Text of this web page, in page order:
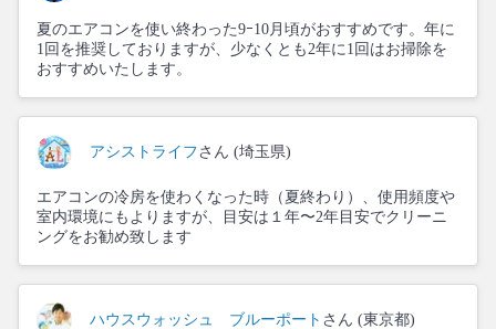
夏のエアコンを使い終わった9ｰ10月頃がおすすめです。年に
1回を推奨しておりますが、少なくとも2年に1回はお掃除を
おすすめいたします。
アシストライフ さん (埼玉県)
エアコンの冷房を使わくなった時（夏終わり）、使用頻度や
室内環境にもよりますが、目安は１年〜2年目安でクリーニ
ングをお勧め致します
ハウスウォッシュ ブルーポート さん (東京都)